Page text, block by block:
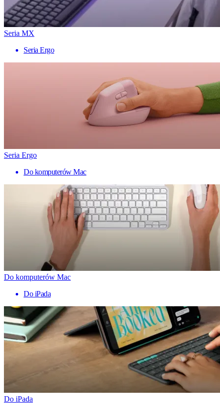
Seria MX
Seria Ergo
Seria Ergo
Do komputerów Mac
Do komputerów Mac
Do iPada
Do iPada